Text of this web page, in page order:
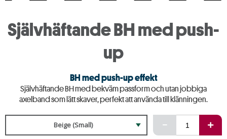
Självhäftande BH med push-
up
BH med push-up effekt
Självhäftande BH med bekväm passform och utan jobbiga
axelband som lätt skaver, perfekt att använda till klänningen.
Beige (Small)